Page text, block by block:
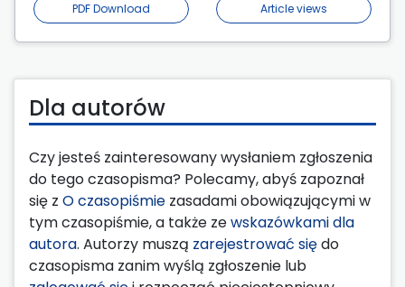
PDF Download Article views
Dla autorów
Czy jesteś zainteresowany wysłaniem zgłoszenia
do tego czasopisma? Polecamy, abyś zapoznał
się z O czasopiśmie zasadami obowiązującymi w
tym czasopiśmie, a także zewskazówkami dla
autora. Autorzy muszą zarejestrować siędo
czasopisma zanim wyślą zgłoszenie lub